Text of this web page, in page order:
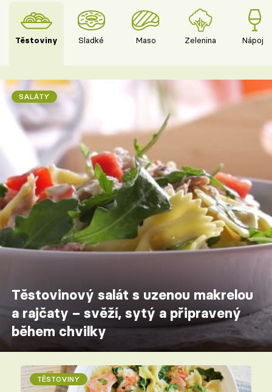
Těstoviny Sladké Maso Zelenina Nápoje
SALÁTY
Těstovinový salát s uzenou makrelou
a rajčaty – svěží, sytý a připravený
během chvilky
TĚSTOVINY